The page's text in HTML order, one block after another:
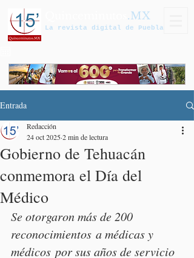
.MX
La revista digital de Puebla
Entrada
Gobierno de Tehuacán
conmemora el Día del
Médico
Redacción
24 oct 20252 min de lectura
Se otorgaron más de 200
reconocimientos a médicas y
médicos por sus años de servicio